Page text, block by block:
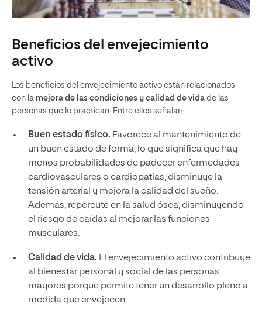
Beneficios del envejecimiento
activo
Los beneficios del envejecimiento activo están relacionados
con la mejora de las condiciones y calidad de vida de las
personas que lo practican. Entre ellos señalar:
Buen estado físico. Favorece al mantenimiento de
un buen estado de forma, lo que significa que hay
menos probabilidades de padecer enfermedades
cardiovasculares o cardiopatías, disminuye la
tensión arterial y mejora la calidad del sueño.
Además, repercute en la salud ósea, disminuyendo
el riesgo de caídas al mejorar las funciones
musculares.
Calidad de vida. El envejecimiento activo contribuye
al bienestar personal y social de las personas
mayores porque permite tener un desarrollo pleno a
medida que envejecen.